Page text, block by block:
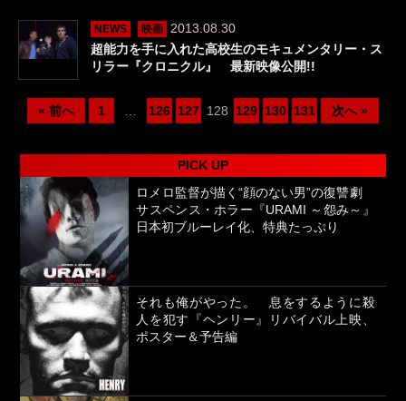
NEWS 映画
2013.08.30
超能力を手に入れた高校生のモキュメンタリー・ス
リラー『クロニクル』 最新映像公開!!
« 前へ 1 126 127 128 129 130 131 次へ »
PICK UP
ロメロ監督が描く“顔のない男”の復讐劇
サスペンス・ホラー『URAMI ～怨み～』
日本初ブルーレイ化、特典たっぷり
それも俺がやった。 息をするように殺
人を犯す『ヘンリー』リバイバル上映、
ポスター＆予告編